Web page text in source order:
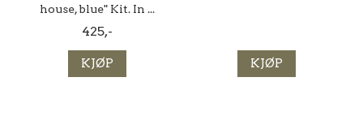
house, blue" Kit. In ...
425,-
KJØP KJØP